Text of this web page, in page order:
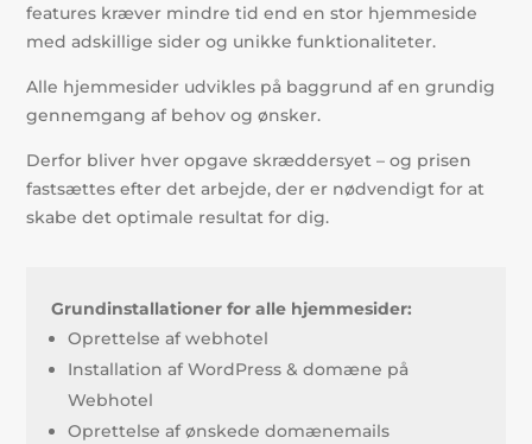
features kræver mindre tid end en stor hjemmeside
med adskillige sider og unikke funktionaliteter.
Alle hjemmesider udvikles på baggrund af en grundig
gennemgang af behov og ønsker.
Derfor bliver hver opgave skræddersyet – og prisen
fastsættes efter det arbejde, der er nødvendigt for at
skabe det optimale resultat for dig.
Grundinstallationer for alle hjemmesider:
Oprettelse af webhotel
Installation af WordPress & domæne på
Webhotel
Oprettelse af ønskede domænemails